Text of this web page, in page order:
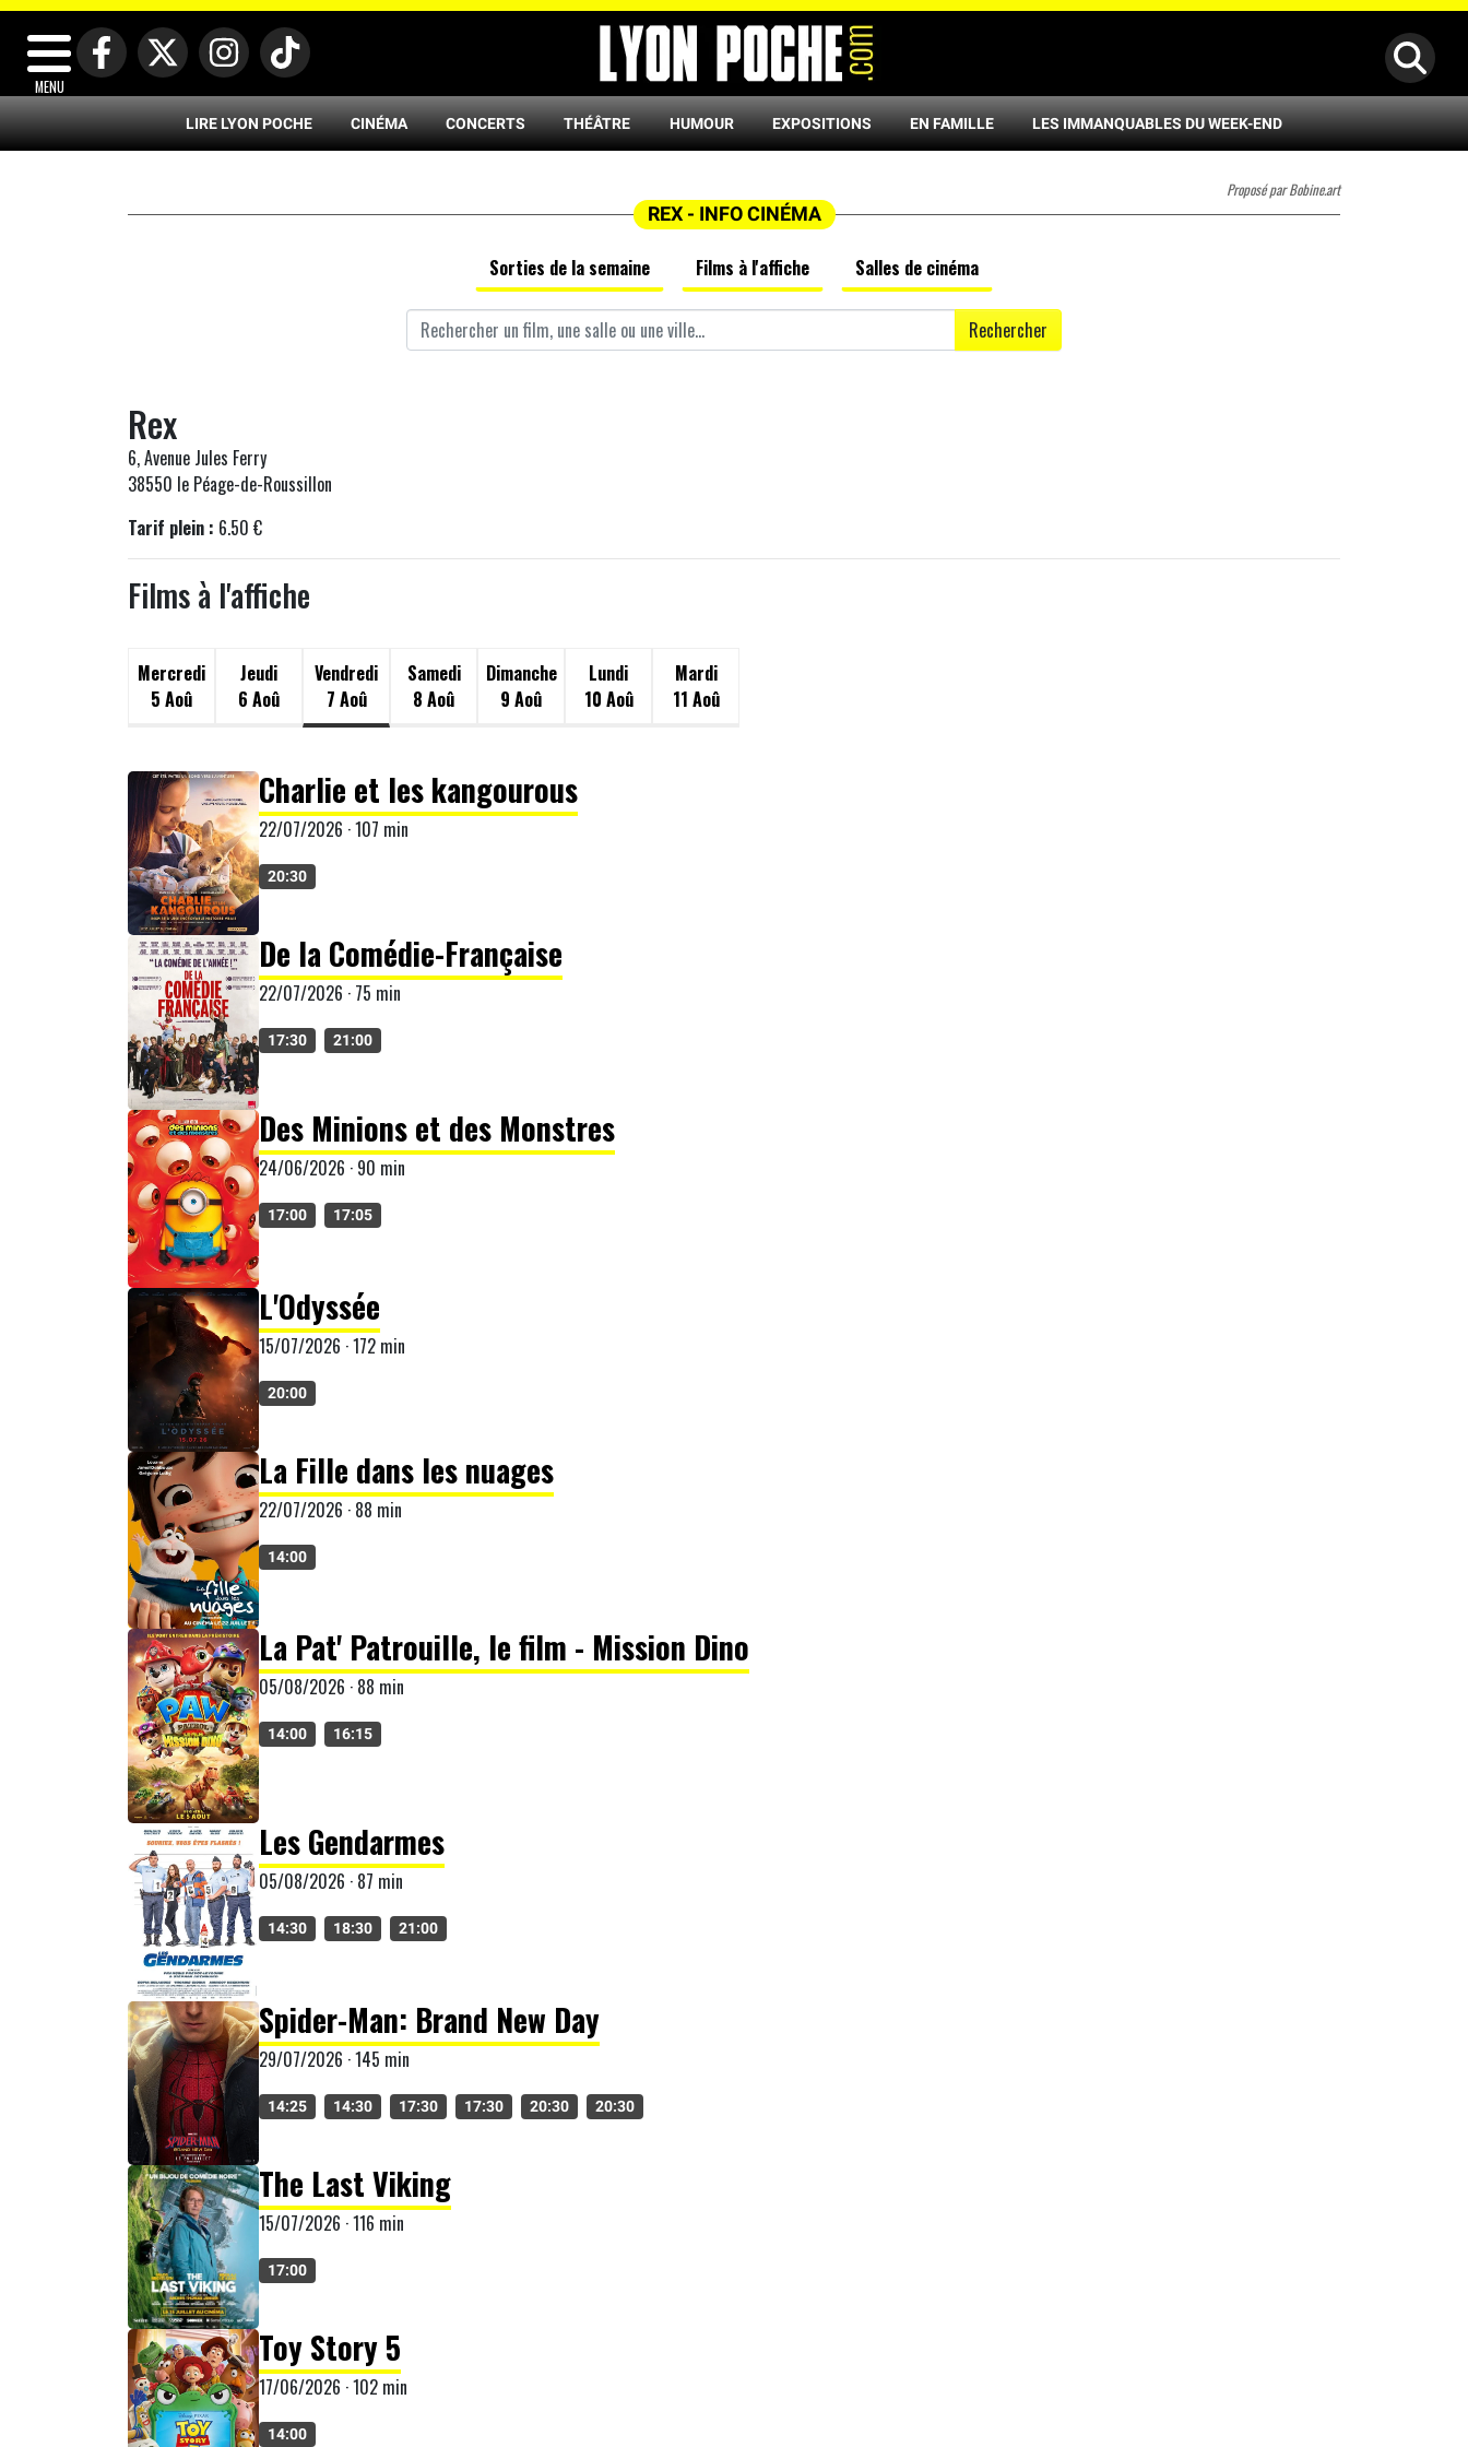
MENU
LIRE LYON POCHE CINÉMA CONCERTS THÉÂTRE HUMOUR EXPOSITIONS EN FAMILLE LES IMMANQUABLES DU WEEK-END
Proposé par Bobine.art
REX - INFO CINÉMA
Sorties de la semaine Films à l'affiche Salles de cinéma
Rechercher
Rex
6, Avenue Jules Ferry
38550 le Péage-de-Roussillon
Tarif plein : 6.50 €
Films à l'affiche
Mercredi
5 Aoû
Jeudi
6 Aoû
Vendredi
7 Aoû
Samedi
8 Aoû
Dimanche
9 Aoû
Lundi
10 Aoû
Mardi
11 Aoû
Charlie et les kangourous
22/07/2026 · 107 min
20:30
De la Comédie-Française
22/07/2026 · 75 min
17:30 21:00
Des Minions et des Monstres
24/06/2026 · 90 min
17:00 17:05
L'Odyssée
15/07/2026 · 172 min
20:00
La Fille dans les nuages
22/07/2026 · 88 min
14:00
La Pat' Patrouille, le film - Mission Dino
05/08/2026 · 88 min
14:00 16:15
Les Gendarmes
05/08/2026 · 87 min
14:30 18:30 21:00
Spider-Man: Brand New Day
29/07/2026 · 145 min
14:25 14:30 17:30 17:30 20:30 20:30
The Last Viking
15/07/2026 · 116 min
17:00
Toy Story 5
17/06/2026 · 102 min
14:00